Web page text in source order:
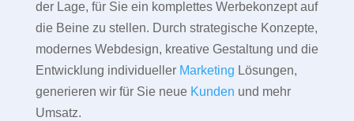
der Lage, für Sie ein komplettes Werbekonzept auf
die Beine zu stellen. Durch strategische Konzepte,
modernes Webdesign, kreative Gestaltung und die
Entwicklung individueller Marketing Lösungen,
generieren wir für Sie neue Kunden und mehr
Umsatz.